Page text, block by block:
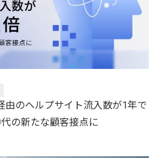
由のヘルプサイト流入数が1年で
の新たな顧客接点に